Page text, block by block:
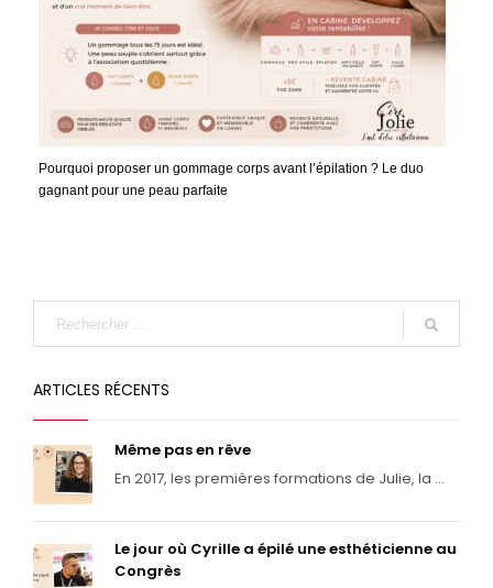
Pourquoi proposer un gommage corps avant l’épilation ? Le duo
gagnant pour une peau parfaite
ARTICLES RÉCENTS
Même pas en rêve
En 2017, les premières formations de Julie, la ...
Le jour où Cyrille a épilé une esthéticienne au
Congrès